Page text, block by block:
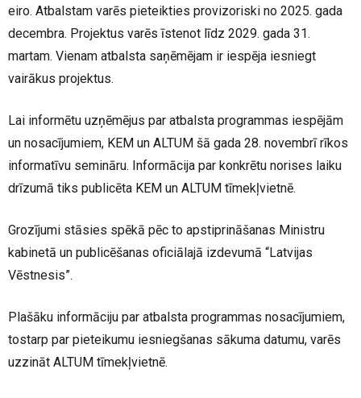
eiro. Atbalstam varēs pieteikties provizoriski no 2025. gada
decembra. Projektus varēs īstenot līdz 2029. gada 31.
martam. Vienam atbalsta saņēmējam ir iespēja iesniegt
vairākus projektus.
Lai informētu uzņēmējus par atbalsta programmas iespējām
un nosacījumiem, KEM un ALTUM šā gada 28. novembrī rīkos
informatīvu semināru. Informācija par konkrētu norises laiku
drīzumā tiks publicēta KEM un ALTUM tīmekļvietnē.
Grozījumi stāsies spēkā pēc to apstiprināšanas Ministru
kabinetā un publicēšanas oficiālajā izdevumā “Latvijas
Vēstnesis”.
Plašāku informāciju par atbalsta programmas nosacījumiem,
tostarp par pieteikumu iesniegšanas sākuma datumu, varēs
uzzināt ALTUM tīmekļvietnē.